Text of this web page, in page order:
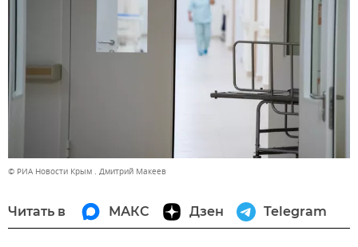
© РИА Новости Крым . Дмитрий Макеев
Читать в МАКС Дзен Telegram